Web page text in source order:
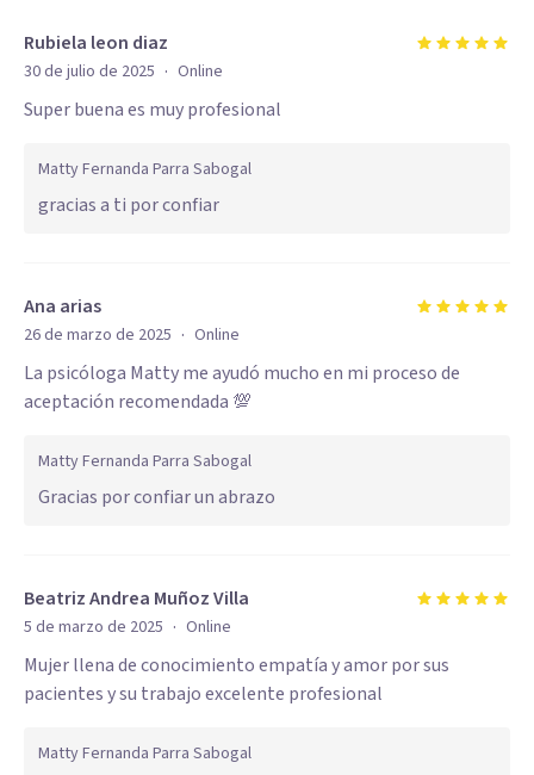
Rubiela leon diaz
30 de julio de 2025 · Online
Super buena es muy profesional
Matty Fernanda Parra Sabogal
gracias a ti por confiar
Ana arias
26 de marzo de 2025 · Online
La psicóloga Matty me ayudó mucho en mi proceso de
aceptación recomendada 💯
Matty Fernanda Parra Sabogal
Gracias por confiar un abrazo
Beatriz Andrea Muñoz Villa
5 de marzo de 2025 · Online
Mujer llena de conocimiento empatía y amor por sus
pacientes y su trabajo excelente profesional
Matty Fernanda Parra Sabogal